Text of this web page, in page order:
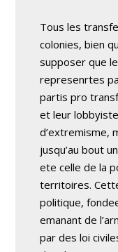
Tous les
colonies, bien
supposer que
represenrtes
partis pro
et leur
d’extremisme,
jusqu’au bout
ete celle de la
territoires.
politique,
emanant de
par des loi